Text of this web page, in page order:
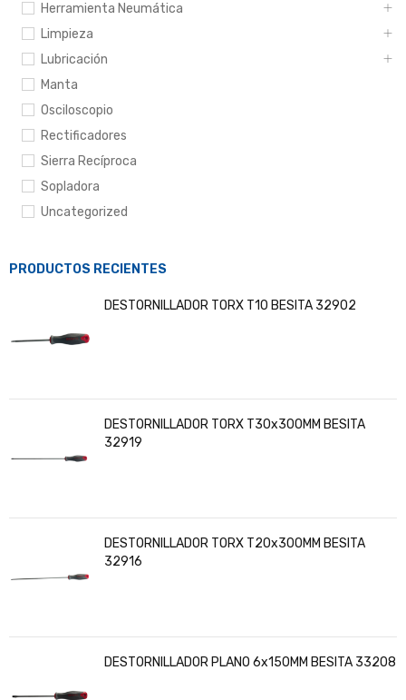
Herramienta Neumática
Limpieza
Lubricación
Manta
Osciloscopio
Rectificadores
Sierra Recíproca
Sopladora
Uncategorized
PRODUCTOS RECIENTES
DESTORNILLADOR TORX T10 BESITA 32902
DESTORNILLADOR TORX T30x300MM BESITA
32919
DESTORNILLADOR TORX T20x300MM BESITA
32916
DESTORNILLADOR PLANO 6x150MM BESITA 33208